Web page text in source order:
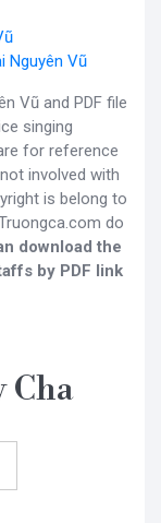
Nguyên Vũ
Vũ and PDF file
singing
for reference
involved with
is belong to
do
download the
by PDF link
Cha